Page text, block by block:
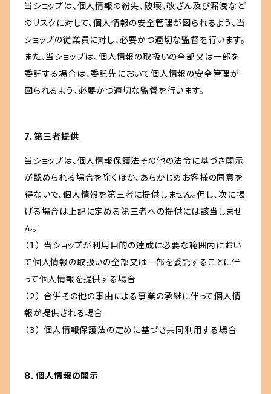
当ショップは、個人情報の紛失、破壊、改ざん及び漏洩など
のリスクに対して、個人情報の安全管理が図られるよう、当
ショップの従業員に対し、必要かつ適切な監督を行います。
また、当ショップは、個人情報の取扱いの全部又は一部を
委託する場合は、委託先において個人情報の安全管理が
図られるよう、必要かつ適切な監督を行います。
7. 第三者提供
当ショップは、個人情報保護法その他の法令に基づき開示
が認められる場合を除くほか、あらかじめお客様の同意を
得ないで、個人情報を第三者に提供しません。但し、次に掲
げる場合は上記に定める第三者への提供には該当しませ
ん。
（１） 当ショップが利用目的の達成に必要な範囲内におい
て個人情報の取扱いの全部又は一部を委託することに伴
って個人情報を提供する場合
（２） 合併その他の事由による事業の承継に伴って個人情
報が提供される場合
（３） 個人情報保護法の定めに基づき共同利用する場合
8. 個人情報の開示